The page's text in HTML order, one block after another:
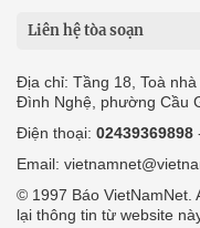
Liên hệ tòa soạn
Địa chỉ: Tầng 18, Toà
Đình Nghệ, phường Cầu
Điện thoại: 02439369898
Email:
© 1997 Báo VietNamNet.
lại thông tin từ website